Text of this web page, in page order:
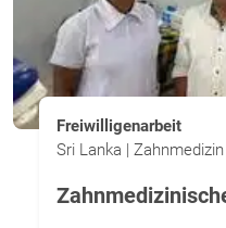
Freiwilligenarbeit
Sri Lanka | Zahnmedizin